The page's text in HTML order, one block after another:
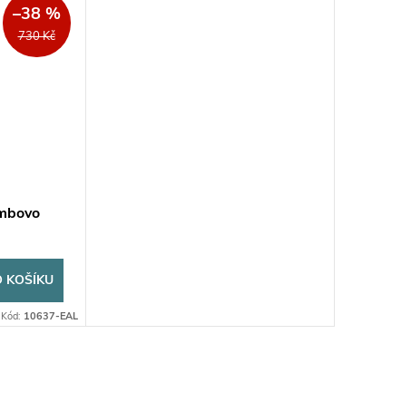
730 Kč
–38 %
KOŠÍKU
Kód: 10637-EAL